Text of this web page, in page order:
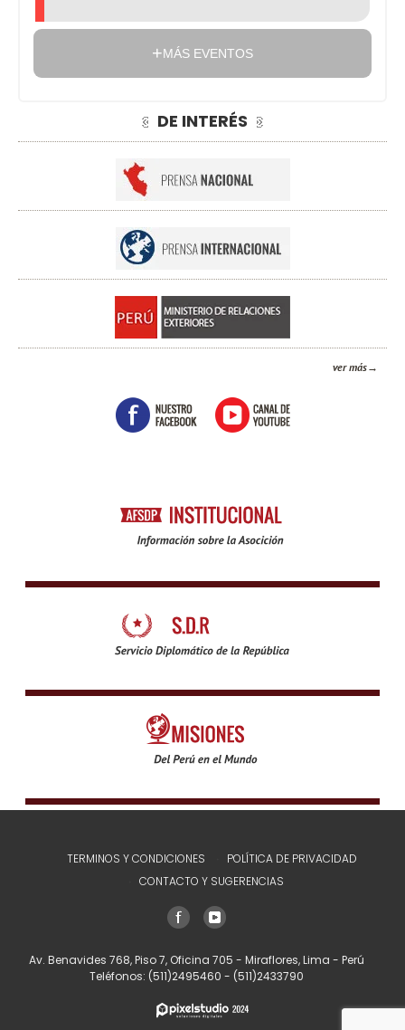
MÁS EVENTOS
DE INTERÉS
ver más
TERMINOS Y CONDICIONES
POLÍTICA DE PRIVACIDAD
CONTACTO Y SUGERENCIAS
Av. Benavides 768, Piso 7, Oficina 705 - Miraflores, Lima - Perú
Teléfonos: (511)2495460 - (511)2433790